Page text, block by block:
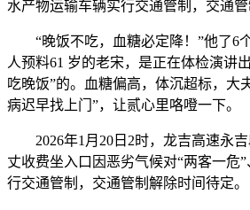
水产物运输车辆实行交通管制，交通管
“晚饭不吃，血糖必定降！”他了6
人预料61 岁的老宋，是正在体检演讲
吃晚饭”的。血糖偏高，体沉超标，大
病迟早找上门”，让贰心里咯噔一下。
2026年1月20日2时，龙吉高速永吉
丈收费坐入口因恶劣气候对“两客一危
行交通管制，交通管制解除时间待定。